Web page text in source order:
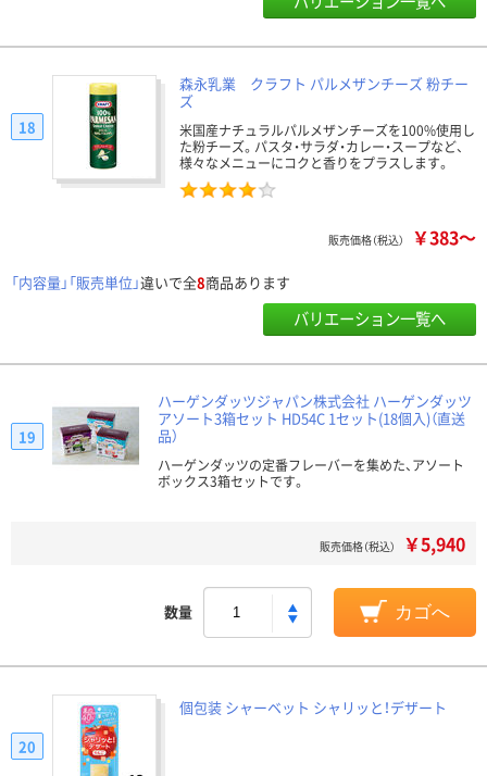
森永乳業 クラフト パルメザンチーズ 粉チー
ズ
米国産ナチュラルパルメザンチーズを100%使用し
た粉チーズ。パスタ・サラダ・カレー・スープなど、
様々なメニューにコクと香りをプラスします。
18
販売価格（税込） ￥383～
「内容量」「販売単位」違いで全8商品あります
バリエーション一覧へ
ハーゲンダッツジャパン株式会社 ハーゲンダッツ
アソート3箱セット HD54C 1セット(18個入)（直送
品）
ハーゲンダッツの定番フレーバーを集めた、アソート
ボックス3箱セットです。
19
販売価格（税込） ￥5,940
数量 カゴへ
個包装 シャーベット シャリッと！デザート
20